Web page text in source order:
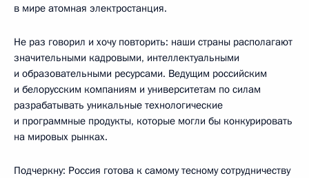
в мире атомная электростанция.
Не раз говорил и хочу повторить: наши страны располагают
значительными кадровыми, интеллектуальными
и образовательными ресурсами. Ведущим российским
и белорусским компаниям и университетам по силам
разрабатывать уникальные технологические
и программные продукты, которые могли бы конкурировать
на мировых рынках.
Подчеркну: Россия готова к самому тесному сотрудничеству